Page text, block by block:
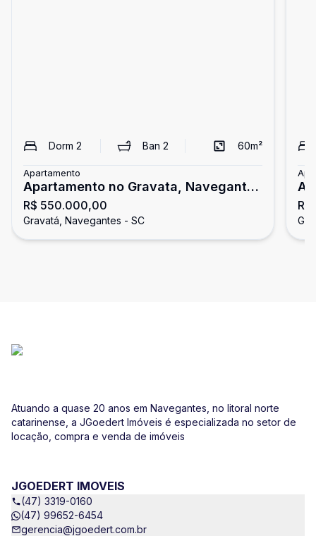
Dorm 2 Ban2 60m²
Apartamento
Apartamento no Gravata, Navegantes
a 500m do mar com elevador
R$ 550.000,00
Gravatá, Navegantes - SC
SC
Atuando a quase 20 anos em Navegantes, no litoral norte
catarinense, a JGoedert Imóveis é especializada no setor de
locação, compra e venda de imóveis
JGOEDERT IMOVEIS
(47) 3319-0160
(47) 99652-6454
gerencia@jgoedert.com.br